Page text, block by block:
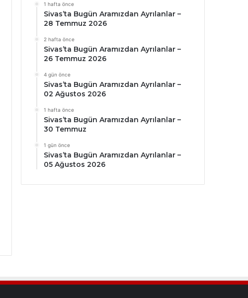
1 hafta önce
Sivas’ta Bugün Aramızdan Ayrılanlar –
28 Temmuz 2026
2 hafta önce
Sivas’ta Bugün Aramızdan Ayrılanlar –
26 Temmuz 2026
4 gün önce
Sivas’ta Bugün Aramızdan Ayrılanlar –
02 Ağustos 2026
1 hafta önce
Sivas’ta Bugün Aramızdan Ayrılanlar –
30 Temmuz
1 gün önce
Sivas’ta Bugün Aramızdan Ayrılanlar –
05 Ağustos 2026